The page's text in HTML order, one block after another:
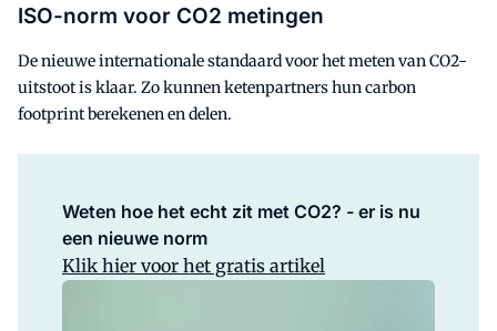
ISO-norm voor CO2 metingen
De nieuwe internationale standaard voor het meten van CO2-
uitstoot is klaar. Zo kunnen ketenpartners hun carbon
footprint berekenen en delen.
Weten hoe het echt zit met CO2? - er is nu
een nieuwe norm
Klik hier voor het gratis artikel